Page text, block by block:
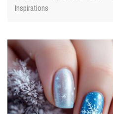
Inspirations